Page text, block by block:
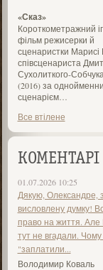
«Сказ»
Короткометражний
фільм режисерки й
сценаристки Марисі
співсценариста
Сухолиткого-
(2016) за
сценарієм…
Все втілене
КОМЕНТАРІ
01.07.2026 10:25
Дякую, Олександре,
висловлену думку!
право на життя. Але
тут не вгадали.
"заплатили...
Володимир Коваль